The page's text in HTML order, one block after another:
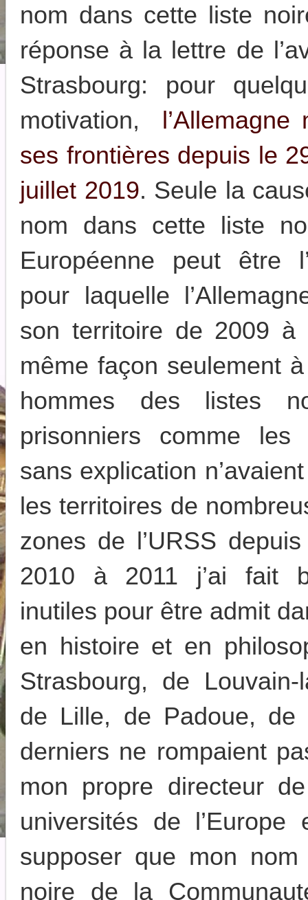
nom dans cette liste
réponse à la lettre de
Strasbourg: pour
motivation,
ses frontières depuis le
juillet 2019. Seule la
nom dans cette liste
Européenne peut être
pour laquelle
son territoire de 2009
même façon seulement
hommes des listes
prisonniers comme
sans explication
les territoires de
zones de l’URSS
2010 à 2011 j’ai fait
inutiles pour être admit
en histoire et en
Strasbourg, de
de Lille, de Padoue,
derniers ne rompaient
mon propre directeur
universités de
supposer que mon
noire de la